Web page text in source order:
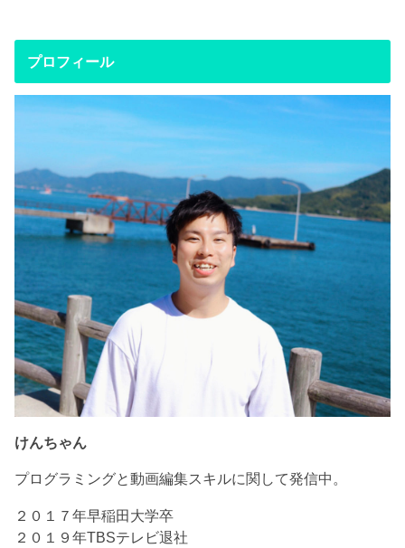
プロフィール
けんちゃん
プログラミングと動画編集スキルに関して発信中。
２０１７年早稲田大学卒
２０１９年TBSテレビ退社